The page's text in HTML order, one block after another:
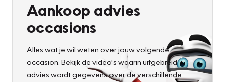
Aankoop advies
occasions
Alles wat je wil weten over jouw volgende
occasion. Bekijk de video's waarin uitgebreid
advies wordt gegevens over de verschillende